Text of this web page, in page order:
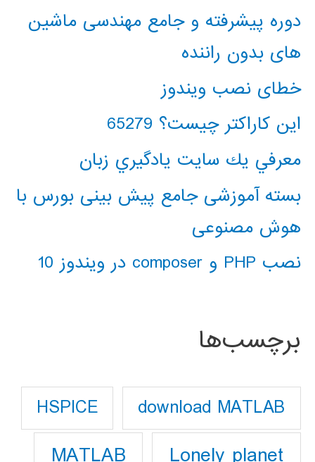
دوره پیشرفته و جامع مهندسی ماشین
های بدون راننده
خطای نصب ویندوز
این کاراکتر چیست؟ 65279
معرفي يك سايت يادگيري زبان
بسته آموزشی جامع پیش بینی بورس با
هوش مصنوعی
نصب PHP و composer در ویندوز 10
برچسب‌ها
download MATLAB
HSPICE